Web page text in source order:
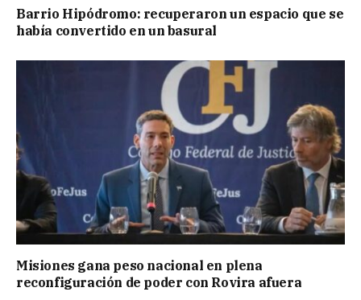
Barrio Hipódromo: recuperaron un espacio que se
había convertido en un basural
Misiones gana peso nacional en plena
reconfiguración de poder con Rovira afuera